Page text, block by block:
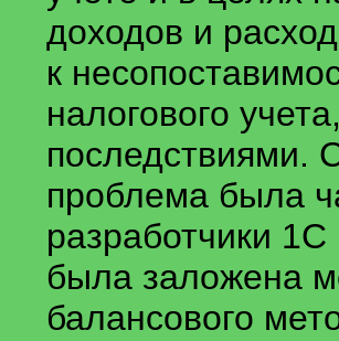
доходов и
к
налогового
последствиями.
проблема была
разработчики
была заложена
балансового